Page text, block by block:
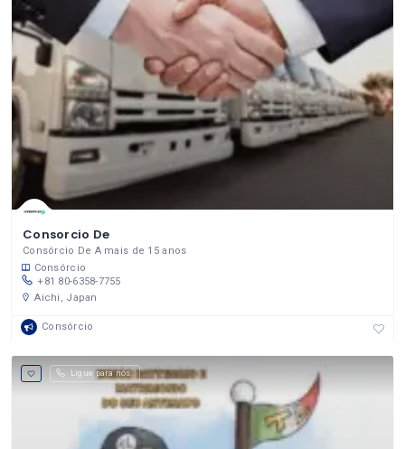
Consorcio De
Consórcio De A mais de 15 anos
Consórcio
+81 80-6358-7755
Aichi, Japan
Consórcio
Ligue para nós.